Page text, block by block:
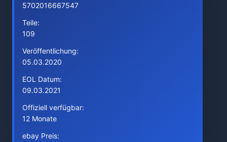
5702016667547
Teile:
109
Veröffentlichung:
05.03.2020
EOL Datum:
09.03.2021
Offiziell verfügbar:
12 Monate
ebay Preis: